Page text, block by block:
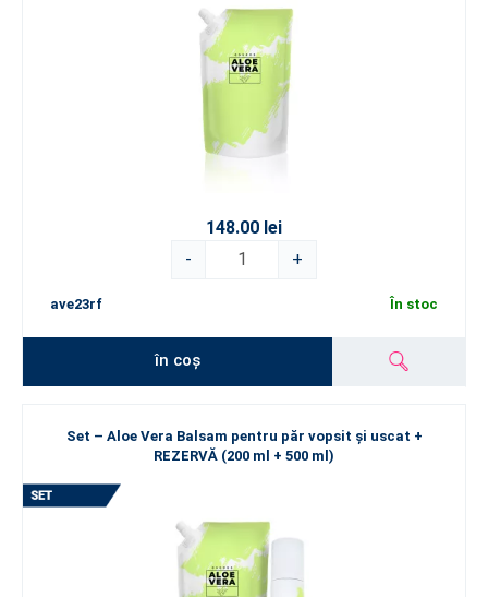
148.00 lei
-
+
ave23rf În stoc
în coș
Set – Aloe Vera Balsam pentru păr vopsit și uscat +
REZERVĂ (200 ml + 500 ml)